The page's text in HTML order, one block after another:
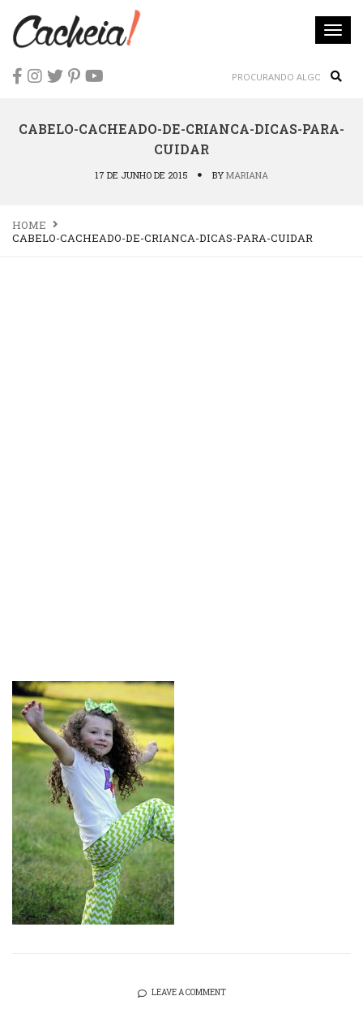
CABELO-CACHEADO-DE-CRIANCA-DICAS-PARA-
CUIDAR
17 DE JUNHO DE 2015 BY MARIANA
HOME
CABELO-CACHEADO-DE-CRIANCA-DICAS-PARA-CUIDAR
LEAVE A COMMENT